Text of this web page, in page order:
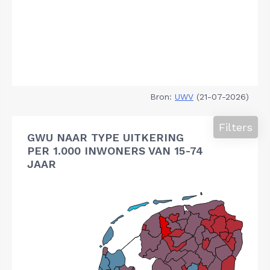
Bron: UWV (21-07-2026)
GWU NAAR TYPE UITKERING
PER 1.000 INWONERS VAN 15-74
JAAR
Filters